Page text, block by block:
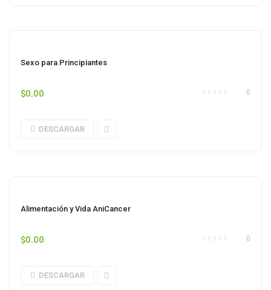
Sexo para Principiantes
0
$0.00
DESCARGAR
Alimentación y Vida AniCancer
0
$0.00
DESCARGAR